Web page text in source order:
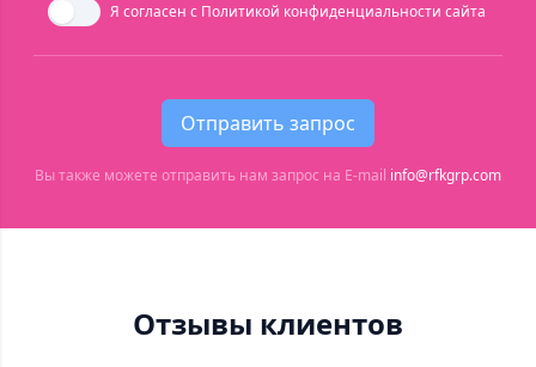
Я согласен с Политикой конфиденциальности сайта
Отправить запрос
Вы также можете отправить нам запрос на E-mail info@rfkgrp.com
Отзывы клиентов